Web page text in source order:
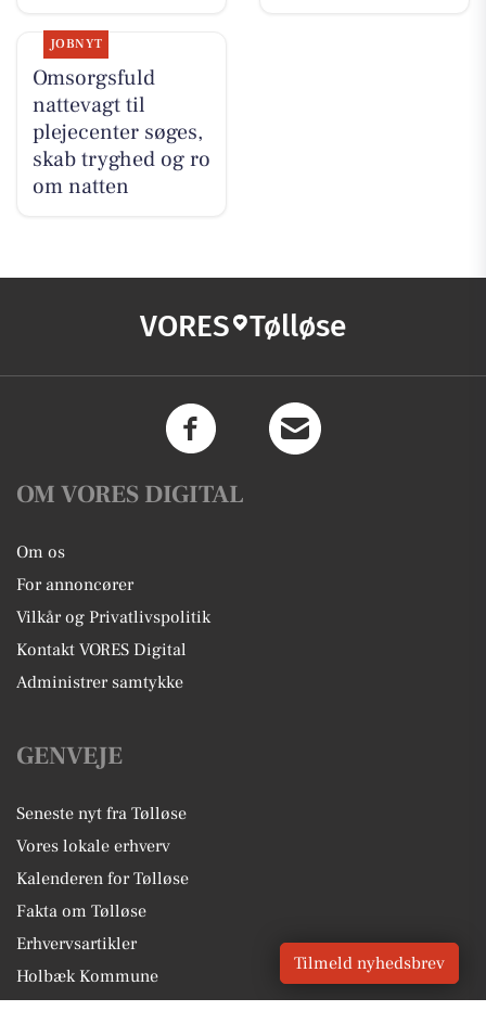
JOBNYT
Omsorgsfuld
nattevagt til
plejecenter søges,
skab tryghed og ro
om natten
VORES Tølløse
OM VORES DIGITAL
Om os
For annoncører
Vilkår og Privatlivspolitik
Kontakt VORES Digital
Administrer samtykke
GENVEJE
Seneste nyt fra Tølløse
Vores lokale erhverv
Kalenderen for Tølløse
Fakta om Tølløse
Erhvervsartikler
Holbæk Kommune
Tilmeld nyhedsbrev